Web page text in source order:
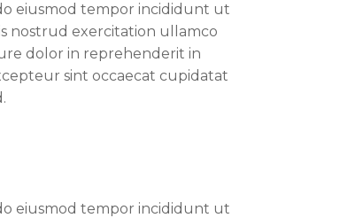
eiusmod tempor incididunt ut
nostrud exercitation ullamco
dolor in reprehenderit in
sint occaecat cupidatat
eiusmod tempor incididunt ut